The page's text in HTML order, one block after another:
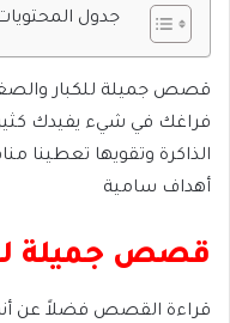
جدول
قصص جميلة للكبار
فراغك في شيء يفيدك
الذاكرة وتقويها تعطينا
أهداف سامية
قصص جميلة
قراءة القصص فضلاً عن